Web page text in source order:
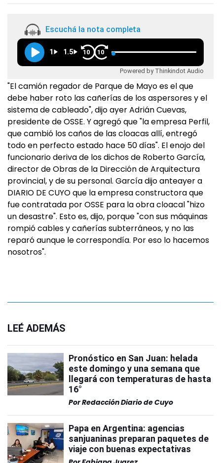
Escuchá la nota completa
1 1.5 10 10
Powered by Thinkindot Audio
"El camión regador de Parque de Mayo es el que
debe haber roto las cañerías de los aspersores y el
sistema de cableado", dijo ayer Adrián Cuevas,
presidente de OSSE. Y agregó que "la empresa Perfil,
que cambió los caños de las cloacas allí, entregó
todo en perfecto estado hace 50 días". El enojo del
funcionario deriva de los dichos de Roberto García,
director de Obras de la Dirección de Arquitectura
provincial, y de su personal. García dijo anteayer a
DIARIO DE CUYO que la empresa constructora que
fue contratada por OSSE para la obra cloacal "hizo
un desastre". Esto es, dijo, porque "con sus máquinas
rompió cables y cañerías subterráneos, y no las
reparó aunque le correspondía. Por eso lo hacemos
nosotros".
LEÉ ADEMÁS
Pronóstico en San Juan: helada
este domingo y una semana que
llegará con temperaturas de hasta
16°
PorRedacción Diario de Cuyo
Papa en Argentina: agencias
sanjuaninas preparan paquetes de
viaje con buenas expectativas